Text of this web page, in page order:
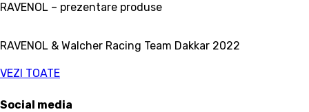
RAVENOL – prezentare produse
RAVENOL & Walcher Racing Team Dakkar 2022
VEZI TOATE
Social media